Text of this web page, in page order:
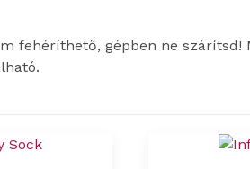
fehéríthető, gépben ne szárítsd!